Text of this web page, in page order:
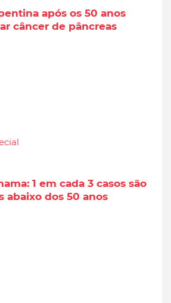
após os 50 anos
câncer de pâncreas
1 em cada 3 casos são
abaixo dos 50 anos